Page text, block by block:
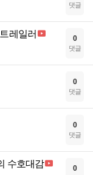
댓글
레일러 0
댓글
0
댓글
0
댓글
수호대감 0